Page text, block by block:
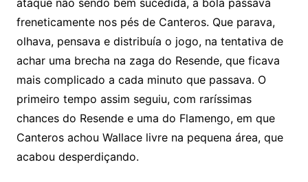
ataque não sendo bem sucedida, a bola passava
freneticamente nos pés de Canteros. Que parava,
olhava, pensava e distribuía o jogo, na tentativa de
achar uma brecha na zaga do Resende, que ficava
mais complicado a cada minuto que passava. O
primeiro tempo assim seguiu, com raríssimas
chances do Resende e uma do Flamengo, em que
Canteros achou Wallace livre na pequena área, que
acabou desperdiçando.